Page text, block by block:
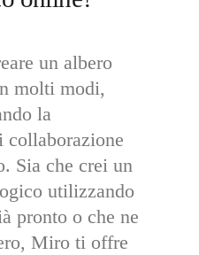
un albero
molti modi,
la
collaborazione
Sia che crei un
utilizzando
pronto o che ne
Miro ti offre